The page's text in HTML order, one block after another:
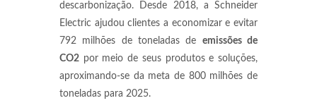
descarbonização. Desde 2018, a Schneider
Electric ajudou clientes a economizar e evitar
792 milhões de toneladas de emissões de
CO2 por meio de seus produtos e soluções,
aproximando-se da meta de 800 milhões de
toneladas para 2025.